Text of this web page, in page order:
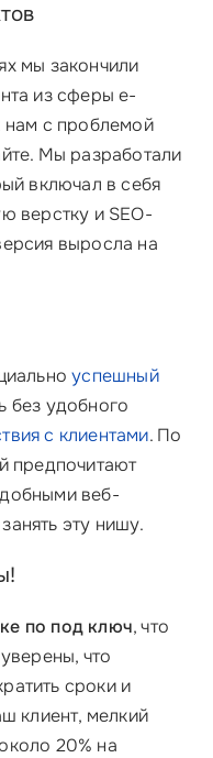
мы закончили
из сферы e-
нам с проблемой
Мы разработали
включал в себя
верстку и SEO-
выросла на
успешный
без удобного
с клиентами. По
предпочитают
веб-
эту нишу.
по под ключ, что
что
сроки и
клиент, мелкий
20% на